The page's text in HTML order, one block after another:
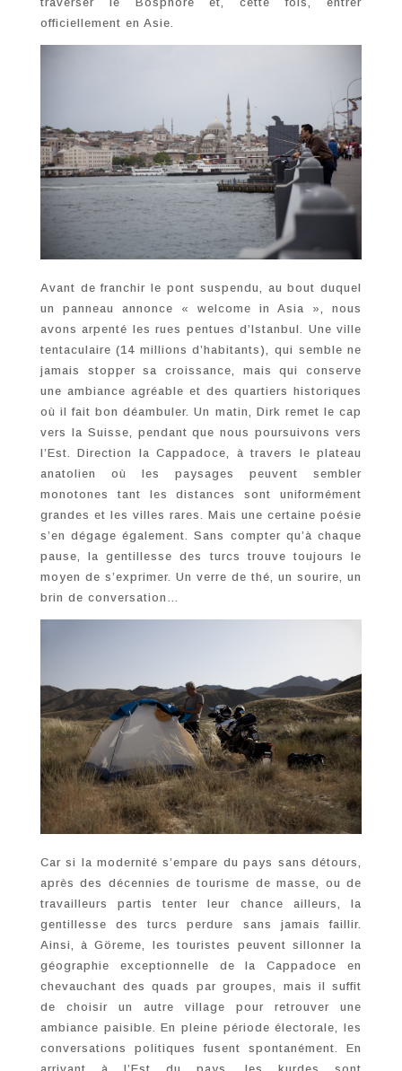
officiellement en Asie.
Avant de franchir le pont suspendu, au bout duquel
un panneau annonce « welcome in Asia », nous
avons arpenté les rues pentues d’Istanbul. Une ville
tentaculaire (14 millions d’habitants), qui semble ne
jamais stopper sa croissance, mais qui conserve
une ambiance agréable et des quartiers historiques
où il fait bon déambuler. Un matin, Dirk remet le cap
vers la Suisse, pendant que nous poursuivons vers
l’Est. Direction la Cappadoce, à travers le plateau
anatolien où les paysages peuvent sembler
monotones tant les distances sont uniformément
grandes et les villes rares. Mais une certaine poésie
s’en dégage également. Sans compter qu’à chaque
pause, la gentillesse des turcs trouve toujours le
moyen de s’exprimer. Un verre de thé, un sourire, un
brin de conversation…
Car si la modernité s’empare du pays sans détours,
après des décennies de tourisme de masse, ou de
travailleurs partis tenter leur chance ailleurs, la
gentillesse des turcs perdure sans jamais faillir.
Ainsi, à Göreme, les touristes peuvent sillonner la
géographie exceptionnelle de la Cappadoce en
chevauchant des quads par groupes, mais il suffit
de choisir un autre village pour retrouver une
ambiance paisible. En pleine période électorale, les
conversations politiques fusent spontanément. En